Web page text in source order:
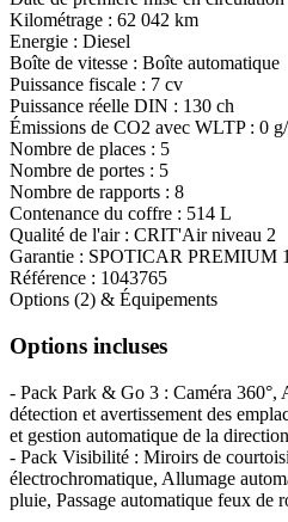
Kilométrage : 62 042 km
Energie : Diesel
Boîte de vitesse : Boîte automatique
Puissance fiscale : 7 cv
Puissance réelle DIN : 130 ch
Émissions de CO2 avec WLTP : 0
Nombre de places : 5
Nombre de portes : 5
Nombre de rapports : 8
Contenance du coffre : 514 L
Qualité de l'air : CRIT'Air niveau 2
Garantie : SPOTICAR PREMIUM
Référence : 1043765
Options (2) & Équipements
Options incluses
- Pack Park & Go 3 : Caméra 360°,
détection et avertissement des
et gestion automatique de la direction
- Pack Visibilité : Miroirs de
électrochromatique, Allumage
pluie, Passage automatique feux de